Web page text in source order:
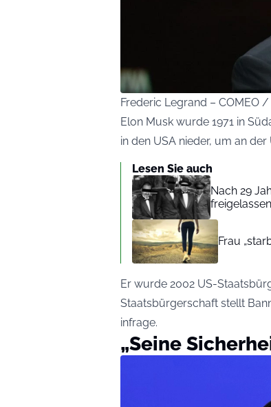
Frederic Legrand – COMEO
Elon Musk wurde 1971 in
in den USA nieder, um an
Lesen Sie auch
Nach 29
freigelassen
Frau
Er wurde 2002 US-
Staatsbürgerschaft stellt
infrage.
„Seine